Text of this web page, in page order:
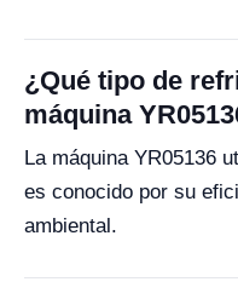
¿Qué tipo de
máquina
La máquina YR05136
es conocido por su
ambiental.